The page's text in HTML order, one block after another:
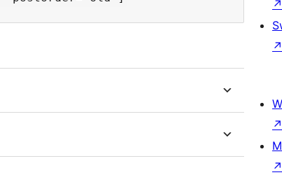
↗
↗
↗
↗